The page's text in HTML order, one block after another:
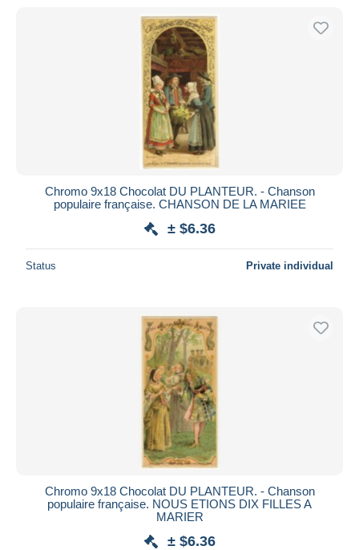
Chromo 9x18 Chocolat DU PLANTEUR. - Chanson
populaire française. CHANSON DE LA MARIEE
± $6.36
Status Private individual
Chromo 9x18 Chocolat DU PLANTEUR. - Chanson
populaire française. NOUS ETIONS DIX FILLES A
MARIER
± $6.36